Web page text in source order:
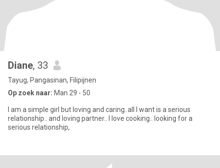
Diane, 33
Tayug, Pangasinan, Filipijnen
Op zoek naar: Man 29 - 50
I am a simple girl but loving and caring..all I want is a serious
relationship.. and loving partner.. I love cooking.. looking for a
serious relationship,